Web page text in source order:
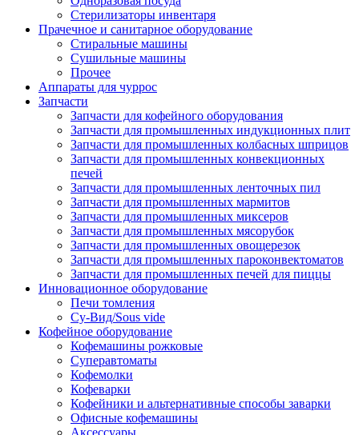
Стерилизаторы инвентаря
Прачечное и санитарное оборудование
Стиральные машины
Сушильные машины
Прочее
Аппараты для чуррос
Запчасти
Запчасти для кофейного оборудования
Запчасти для промышленных индукционных плит
Запчасти для промышленных колбасных шприцов
Запчасти для промышленных конвекционных
печей
Запчасти для промышленных ленточных пил
Запчасти для промышленных мармитов
Запчасти для промышленных миксеров
Запчасти для промышленных мясорубок
Запчасти для промышленных овощерезок
Запчасти для промышленных пароконвектоматов
Запчасти для промышленных печей для пиццы
Инновационное оборудование
Печи томления
Су-Вид/Sous vide
Кофейное оборудование
Кофемашины рожковые
Суперавтоматы
Кофемолки
Кофеварки
Кофейники и альтернативные способы заварки
Офисные кофемашины
Аксессуары